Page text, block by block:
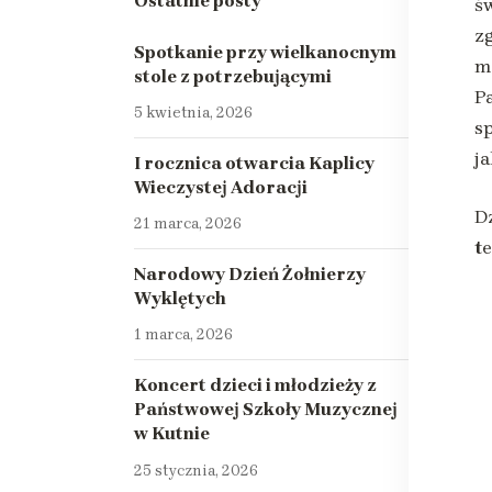
Spotkanie przy wielkanocnym
stole z potrzebującymi
5 kwietnia, 2026
I rocznica otwarcia Kaplicy
Wieczystej Adoracji
21 marca, 2026
Narodowy Dzień Żołnierzy
Wyklętych
1 marca, 2026
Koncert dzieci i młodzieży z
Państwowej Szkoły Muzycznej
w Kutnie
25 stycznia, 2026